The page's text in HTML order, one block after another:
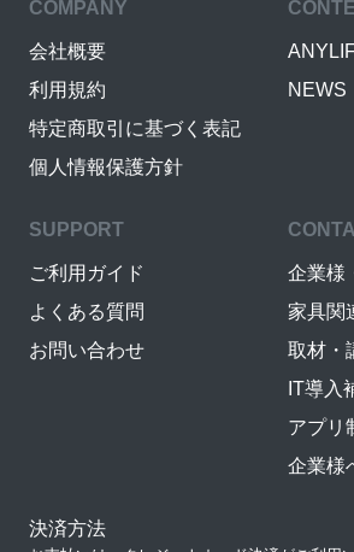
COMPANY
会社概要
利用規約
特定商取引に基づく表記
個人情報保護方針
NEWS
SUPPORT
ご利用ガイド
よくある質問
お問い合わせ
企業様
家具関
取材・
IT導入
アプリ
企業様
決済方法